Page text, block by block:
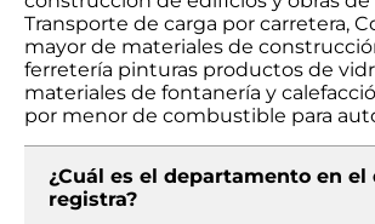
Transporte de carga por carretera,
mayor de materiales de
ferretería pinturas productos de
materiales de fontanería y
por menor de combustible para
¿Cuál es el departamento en el
registra?